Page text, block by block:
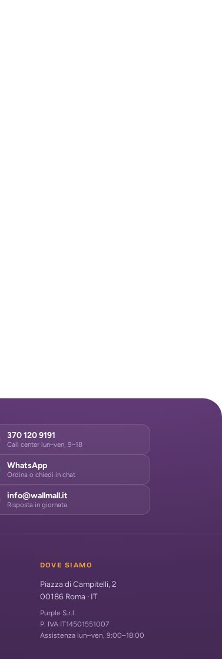
370 120 9191
Call center lun–ven, 9–18
WhatsApp
Ordina o chiedi in chat
info@wallmall.it
Risposta in giornata
DOVE SIAMO
Piazza di Campitelli, 2
00186 Roma · IT
Purple S.r.l.
P. IVA IT14501551007
Assistenza lun–ven, 9:00–18:00